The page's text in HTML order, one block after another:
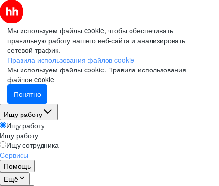
Мы используем файлы cookie, чтобы обеспечивать
правильную работу нашего веб-сайта и анализировать
сетевой трафик.
Правила использования файлов cookie
Мы используем файлы cookie. Правила использования
файлов cookie
Понятно
Ищу работу
Ищу работу
Ищу работу
Ищу сотрудника
Сервисы
Помощь
Ещё